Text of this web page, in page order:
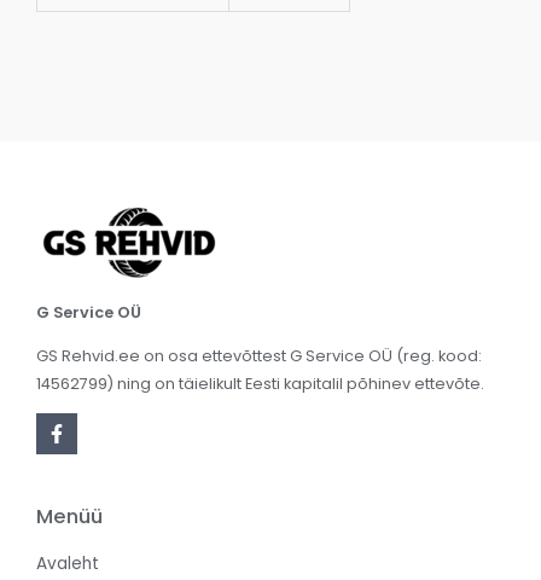
G Service OÜ
GS Rehvid.ee on osa ettevõttest G Service OÜ (reg. kood:
14562799) ning on täielikult Eesti kapitalil põhinev ettevõte.
Menüü
Avaleht